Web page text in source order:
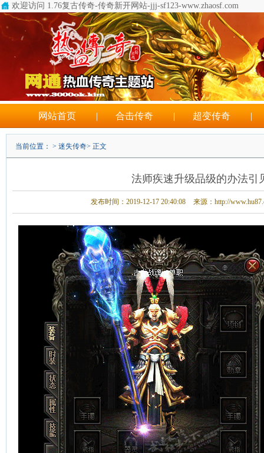
欢迎访问 1.76复古传奇-传奇新开网站-jjj-sf123-www.zhaosf.com
网站首页 | 合击传奇 | 超变传奇 |
当前位置： > 迷失传奇> 正文
法师疾速升级品级的办法引
发布时间：2019-12-17 20:40:08 来源：http://